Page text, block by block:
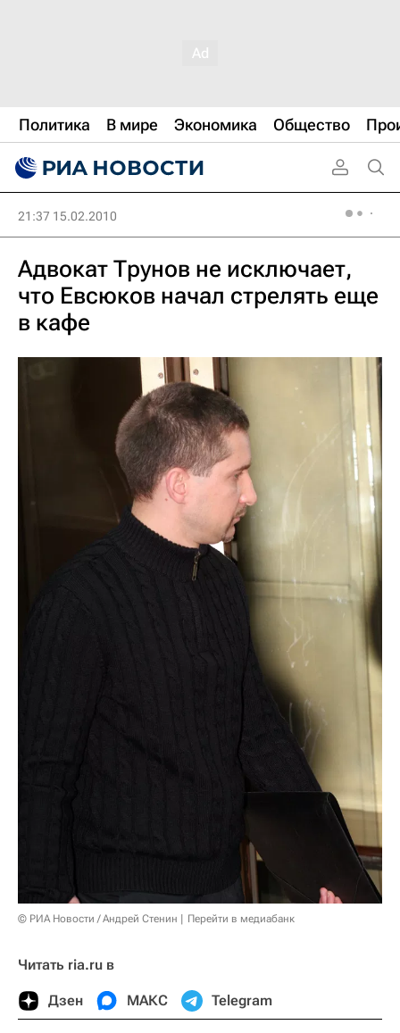
Политика В мире Экономика Общество
21:37 15.02.2010
Адвокат Трунов не исключает,
что Евсюков начал стрелять еще
в кафе
© РИА Новости / Андрей Стенин Перейти в медиабанк
Читать ria.ru в
Дзен МАКС Telegram